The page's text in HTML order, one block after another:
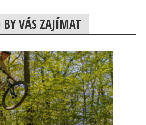
VÁS ZAJÍMAT